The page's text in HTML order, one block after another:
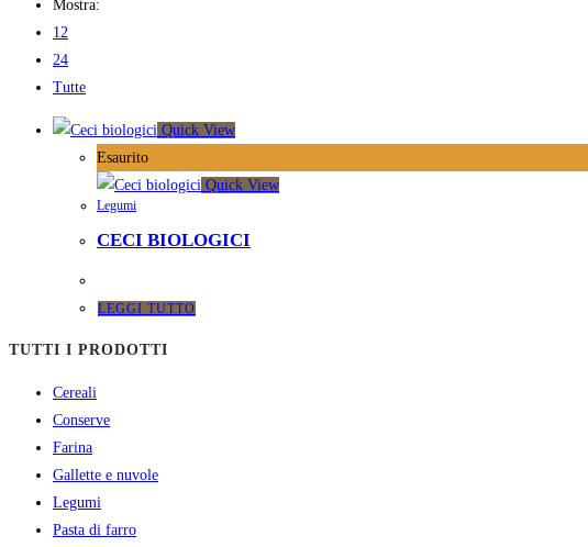
Mostra:
12
24
Tutte
Quick View
Esaurito
Quick View
Legumi
CECI BIOLOGICI
LEGGI TUTTO
TUTTI I PRODOTTI
Cereali
Conserve
Farina
Gallette e nuvole
Legumi
Pasta di farro